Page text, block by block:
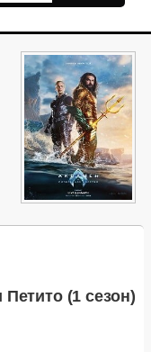
(1 сезон)